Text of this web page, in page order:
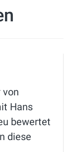
von
Hans
bewertet
diese